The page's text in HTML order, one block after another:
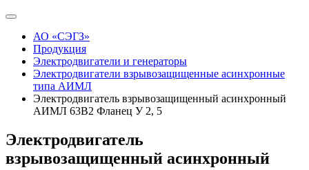
АО «СЭГЗ»
Продукция
Электродвигатели и генераторы
Электродвигатели взрывозащищенные асинхронные
типа АИМЛ
Электродвигатель взрывозащищенный асинхронный
АИМЛ 63В2 Фланец У 2, 5
Электродвигатель
взрывозащищенный асинхронный